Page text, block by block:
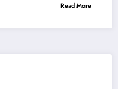
Read More